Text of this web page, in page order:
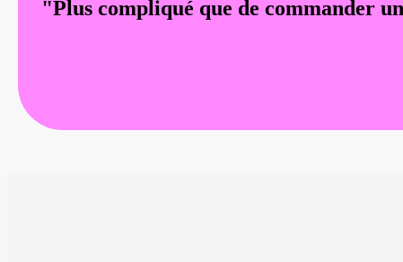
"Plus compliqué que de commander